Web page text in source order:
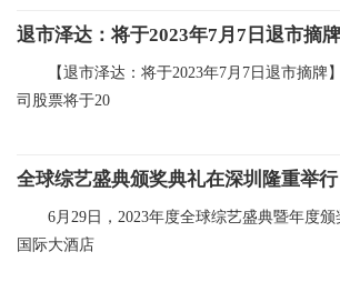
退市泽达：将于2023年7月7日退市摘
【退市泽达：将于2023年7月7日退市摘牌
司股票将于20
全球综艺盛典颁奖典礼在深圳隆重举行
6月29日，2023年度全球综艺盛典暨年度
国际大酒店